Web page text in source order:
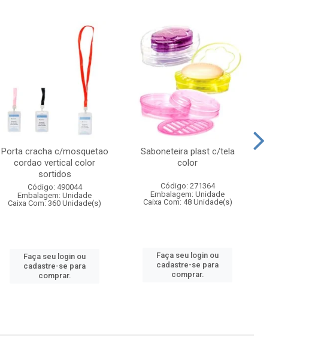
Porta cracha c/mosquetao
cordao vertical color
sortidos
Código: 490044
Embalagem: Unidade
Caixa Com: 360 Unidade(s)
Faça seu login ou
cadastre-se para
comprar.
Saboneteira plast c/tela
color
Código: 271364
Embalagem: Unidade
Caixa Com: 48 Unidade(s)
Faça seu login ou
cadastre-se para
comprar.